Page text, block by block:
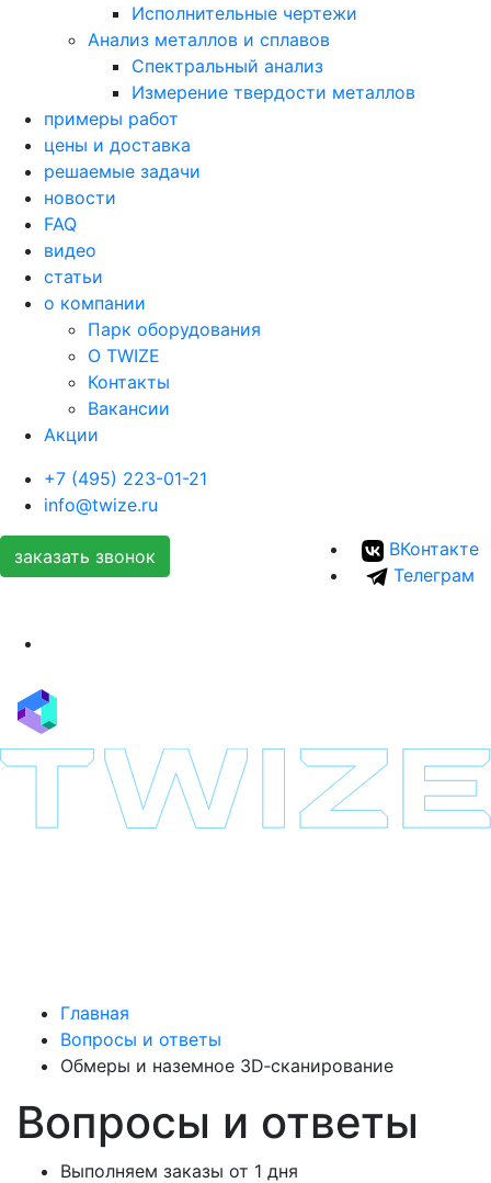
Исполнительные чертежи
Анализ металлов и сплавов
Спектральный анализ
Измерение твердости металлов
примеры работ
цены и доставка
решаемые задачи
новости
FAQ
видео
статьи
о компании
Парк оборудования
О TWIZE
Контакты
Вакансии
Акции
+7 (495) 223-01-21
info@twize.ru
заказать звонок
ВКонтакте
Телеграм
Главная
Вопросы и ответы
Обмеры и наземное 3D‑сканирование
Вопросы и ответы
Выполняем заказы от 1 дня